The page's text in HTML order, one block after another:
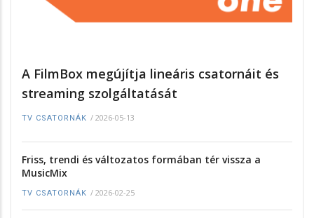
A FilmBox megújítja lineáris csatornáit és
streaming szolgáltatását
TV CSATORNÁK / 2026-05-13
Friss, trendi és változatos formában tér vissza a
MusicMix
TV CSATORNÁK / 2026-02-25